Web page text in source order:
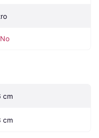
No
cm
cm